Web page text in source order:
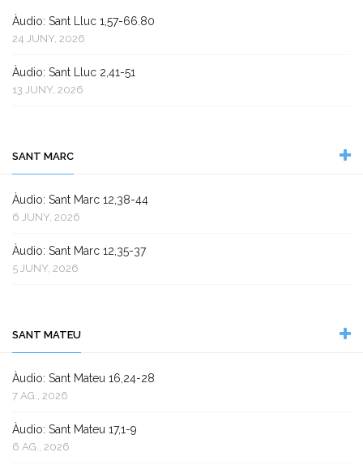
Àudio: Sant Lluc 1,57-66.80
24 JUNY, 2026
Àudio: Sant Lluc 2,41-51
13 JUNY, 2026
SANT MARC
Àudio: Sant Marc 12,38-44
6 JUNY, 2026
Àudio: Sant Marc 12,35-37
5 JUNY, 2026
SANT MATEU
Àudio: Sant Mateu 16,24-28
7 AG., 2026
Àudio: Sant Mateu 17,1-9
6 AG., 2026